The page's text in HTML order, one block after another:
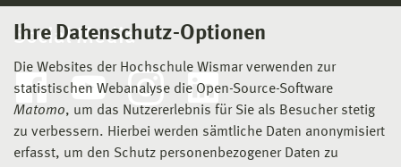
Ihre Datenschutz-Optionen
Die Websites der Hochschule Wismar verwenden zur
statistischen Webanalyse die Open-Source-Software
Matomo, um das Nutzererlebnis für Sie als Besucher stetig
zu verbessern. Hierbei werden sämtliche Daten anonymisiert
erfasst, um den Schutz personenbezogener Daten zu
Social Media